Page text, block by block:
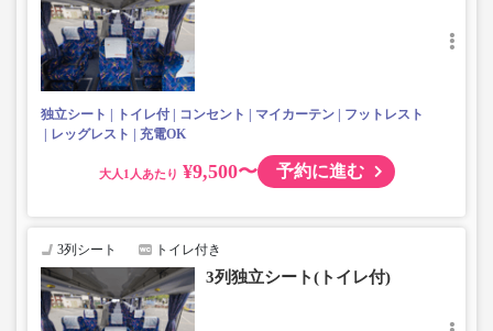
独立シート トイレ付 コンセント マイカーテン
フットレスト
レッグレスト
充電OK
大人 ¥9,500〜 予約に進む
3列シート トイレ付き
3列独立シート(トイレ付)